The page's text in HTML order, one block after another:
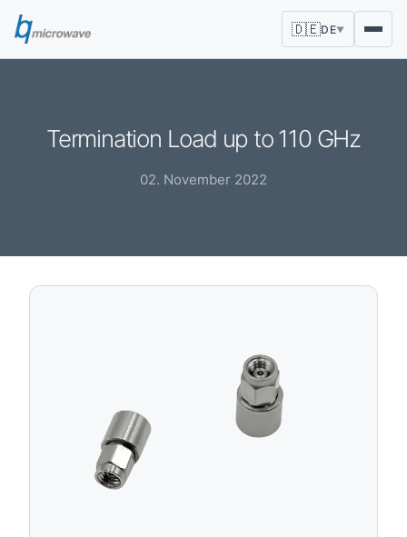
🇩🇪DE▼
Termination Load up to 110 GHz
02. November 2022